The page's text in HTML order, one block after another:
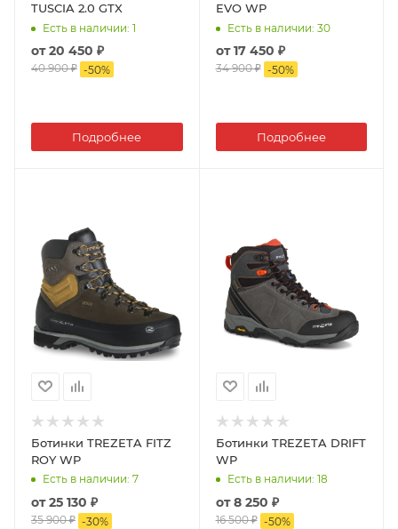
TUSCIA 2.0 GTX
Есть в наличии: 1
от20 450 ₽
40 900 ₽ -50%
Подробнее
EVO WP
Есть в наличии: 30
от17 450 ₽
34 900 ₽ -50%
Подробнее
Ботинки TREZETA FITZ
ROY WP
Есть в наличии: 7
от25 130 ₽
35 900 ₽ -30%
Ботинки TREZETA DRIFT
WP
Есть в наличии: 18
от8 250 ₽
16 500 ₽ -50%